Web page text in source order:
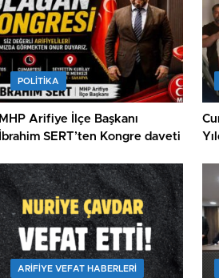
POLİTİKA
MHP Arifiye İlçe Başkanı
İbrahim SERT’ten Kongre daveti
ARIFIYE VEFAT HABERLERI